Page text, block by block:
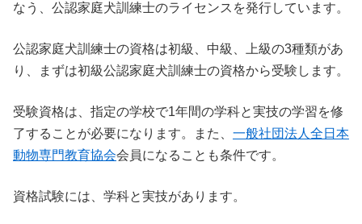
なう、公認家庭犬訓練士のライセンスを発行しています。
公認家庭犬訓練士の資格は初級、中級、上級の3種類があ
り、まずは初級公認家庭犬訓練士の資格から受験します。
受験資格は、指定の学校で1年間の学科と実技の学習を修
了することが必要になります。また、 一般社団法人全日本
動物専門教育協会会員になることも条件です。
資格試験には、学科と実技があります。